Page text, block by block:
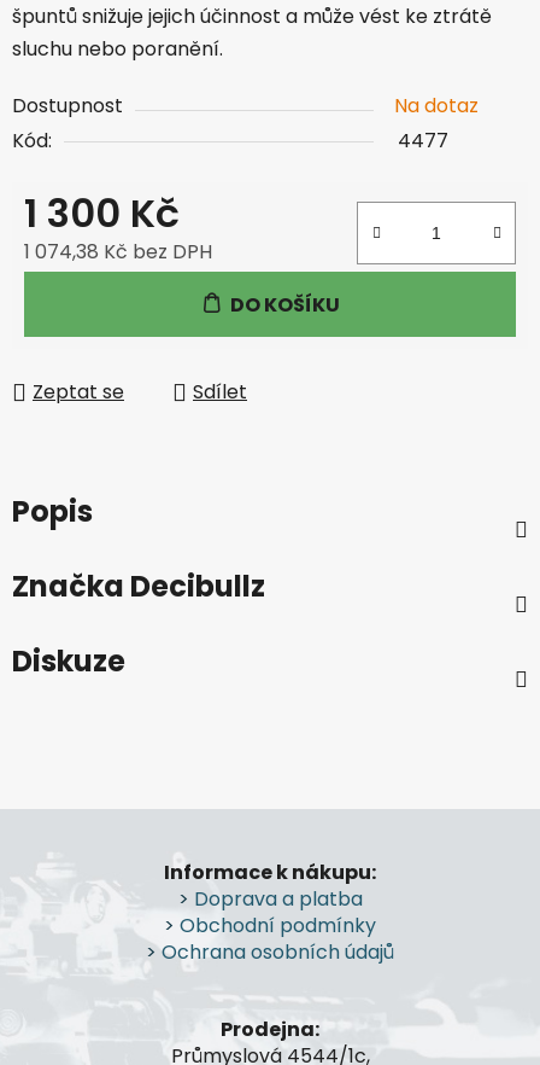
špuntů snižuje jejich účinnost a může vést ke ztrátě
sluchu nebo poranění.
Dostupnost
Na dotaz
Kód:
4477
1 300 Kč
1 074,38 Kč bez DPH
DO KOŠÍKU
Zeptat se Sdílet
Popis
Značka Decibullz
Diskuze
p
a
Informace k nákupu:
> Doprava a platba
> Obchodní podmínky
> Ochrana osobních údajů
Prodejna:
Průmyslová 4544/1c,